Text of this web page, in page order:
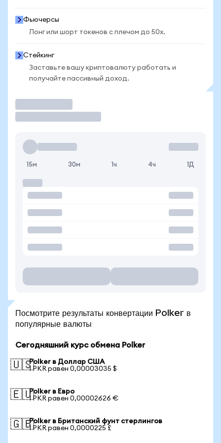
Фьючерсы
Лонг или шорт токенов с плечом до 50x.
Стейкинг
Заставьте вашу криптовалюту работать и
получайте пассивный доход.
15м 30м 1ч 4ч 1Д
Посмотрите результаты конвертации Polker в
популярные валюты
Сегодняшний курс обмена Polker
🇺🇸Polker в Доллар США
1 PKR равен 0,00003035 $
🇪🇺Polker в Евро
1 PKR равен 0,00002626 €
🇬🇧Polker в Британский фунт стерлингов
1 PKR равен 0,0000225 £